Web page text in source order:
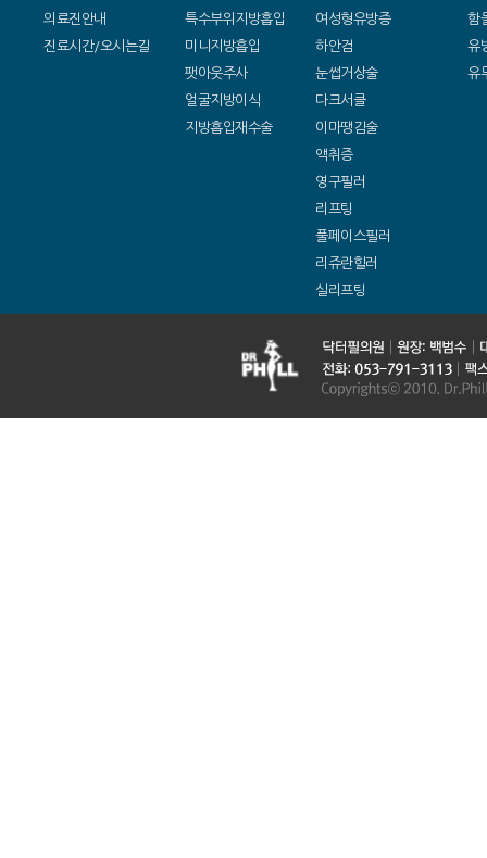
의료진안내
진료시간/오시는길
특수부위지방흡입
미니지방흡입
팻아웃주사
얼굴지방이식
지방흡입재수술
여성형유방증
하안검
눈썹거상술
다크서클
이마땡김술
액취증
영구필러
리프팅
풀페이스필러
리쥬란힐러
실리프팅
함
유
유